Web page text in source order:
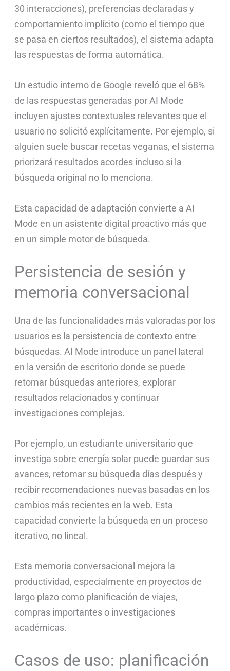
30 interacciones), preferencias declaradas y
comportamiento implícito (como el tiempo que
se pasa en ciertos resultados), el sistema adapta
las respuestas de forma automática.
Un estudio interno de Google reveló que el 68%
de las respuestas generadas por AI Mode
incluyen ajustes contextuales relevantes que el
usuario no solicitó explícitamente. Por ejemplo, si
alguien suele buscar recetas veganas, el sistema
priorizará resultados acordes incluso si la
búsqueda original no lo menciona.
Esta capacidad de adaptación convierte a AI
Mode en un asistente digital proactivo más que
en un simple motor de búsqueda.
Persistencia de sesión y
memoria conversacional
Una de las funcionalidades más valoradas por los
usuarios es la persistencia de contexto entre
búsquedas. AI Mode introduce un panel lateral
en la versión de escritorio donde se puede
retomar búsquedas anteriores, explorar
resultados relacionados y continuar
investigaciones complejas.
Por ejemplo, un estudiante universitario que
investiga sobre energía solar puede guardar sus
avances, retomar su búsqueda días después y
recibir recomendaciones nuevas basadas en los
cambios más recientes en la web. Esta
capacidad convierte la búsqueda en un proceso
iterativo, no lineal.
Esta memoria conversacional mejora la
productividad, especialmente en proyectos de
largo plazo como planificación de viajes,
compras importantes o investigaciones
académicas.
Casos de uso: planificación